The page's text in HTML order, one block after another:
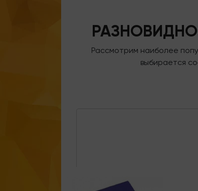
Рассмотрим наиболее
выбирается